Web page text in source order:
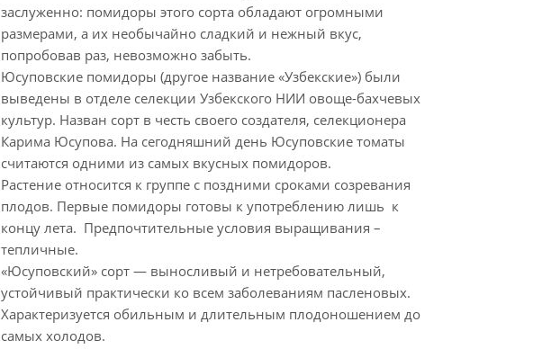
заслуженно: помидоры этого сорта обладают огромными
размерами, а их необычайно сладкий и нежный вкус,
попробовав раз, невозможно забыть.
Юсуповские помидоры (другое название «Узбекские») были
выведены в отделе селекции Узбекского НИИ овоще-бахчевых
культур. Назван сорт в честь своего создателя, селекционера
Карима Юсупова. На сегодняшний день Юсуповские томаты
считаются одними из самых вкусных помидоров.
Растение относится к группе с поздними сроками созревания
плодов. Первые помидоры готовы к употреблению лишь к
концу лета. Предпочтительные условия выращивания –
тепличные.
«Юсуповский» сорт — выносливый и нетребовательный,
устойчивый практически ко всем заболеваниям пасленовых.
Характеризуется обильным и длительным плодоношением до
самых холодов.